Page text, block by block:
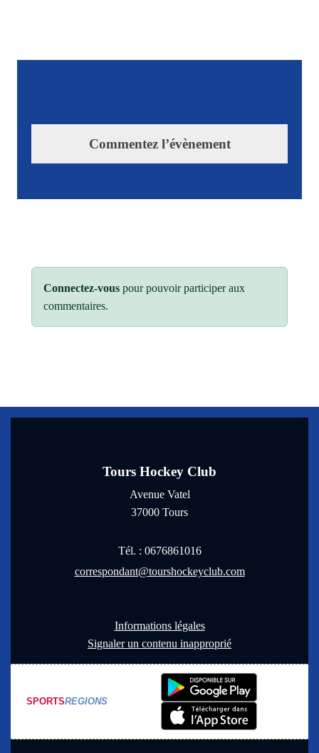
Commentez l’évènement
Connectez-vous pour pouvoir participer aux
commentaires.
Tours Hockey Club
Avenue Vatel
37000 Tours
Tél. : 0676861016
correspondant@tourshockeyclub.com
Informations légales
Signaler un contenu inapproprié
SPORTSREGIONS